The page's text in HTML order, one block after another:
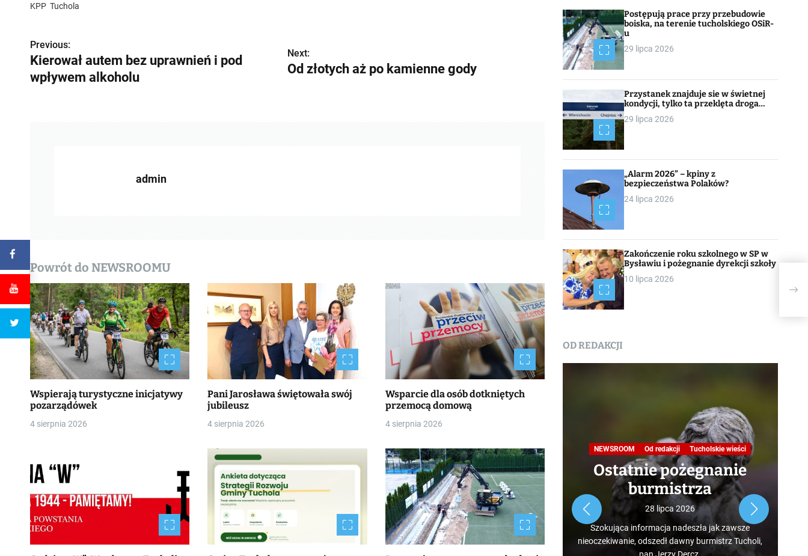
KPP Tuchola
Z
o
y
Previous:
Kierował autem bez uprawnień i pod
wpływem alkoholu
Next:
Od złotych aż po kamienne gody
admin
Powrót do NEWSROOMU
Wspierają turystyczne inicjatywy
pozarządówek
4 sierpnia 2026
Pani Jarosława świętowała swój
jubileusz
4 sierpnia 2026
Wsparcie dla osób dotkniętych
przemocą domową
4 sierpnia 2026
Postępują prace przy przebudowie
boiska, na terenie tucholskiego OSiR-
u
29 lipca 2026
Przystanek znajduje sie w świetnej
kondycji, tylko ta przeklęta droga…
29 lipca 2026
„Alarm 2026” – kpiny z
bezpieczeństwa Polaków?
24 lipca 2026
Zakończenie roku szkolnego w SP w
Bysławiu i pożegnanie dyrekcji szkoły
10 lipca 2026
OD REDAKCJI
NEWSROOM Od redakcji Tucholskie wieści
Ostatnie pożegnanie
burmistrza
28 lipca 2026
Szokująca informacja nadeszła jak zawsze
nieoczekiwanie, odszedł dawny burmistrz Tucholi,